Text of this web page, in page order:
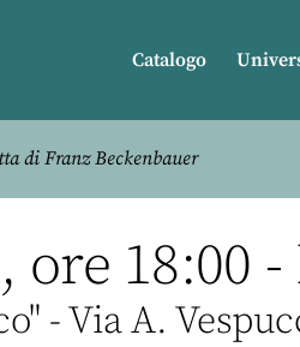
Catalogo
di Franz Beckenbauer
ore 18:00
- Via A.